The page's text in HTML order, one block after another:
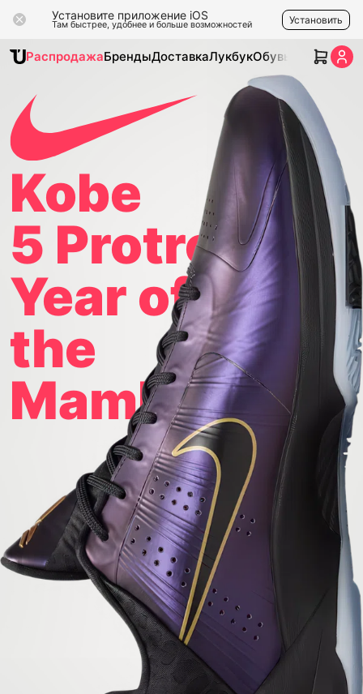
Установите приложение iOS
Там быстрее, удобнее и больше возможностей Установить
РаспродажаБрендыДоставкаЛукбукОбувь Одежда
Kobe
5 Protro
Year of
the
Mamba